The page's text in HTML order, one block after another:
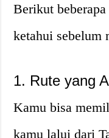
Berikut
ketahui sebelum
1. Rute yang
Kamu bisa
kamu lalui dari